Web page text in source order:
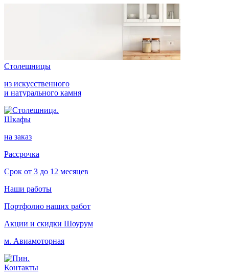
Столешницы
из искусственного
и натурального камня
Шкафы
на заказ
Рассрочка
Срок от 3 до 12 месяцев
Наши работы
Портфолио наших работ
Акции и скидки Шоурум
м. Авиамоторная
Контакты